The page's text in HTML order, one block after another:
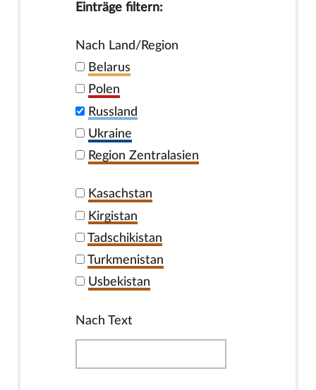
Einträge filtern:
Nach Land/Region
Belarus
Polen
Russland
Ukraine
Region Zentralasien
Kasachstan
Kirgistan
Tadschikistan
Turkmenistan
Usbekistan
Nach Text